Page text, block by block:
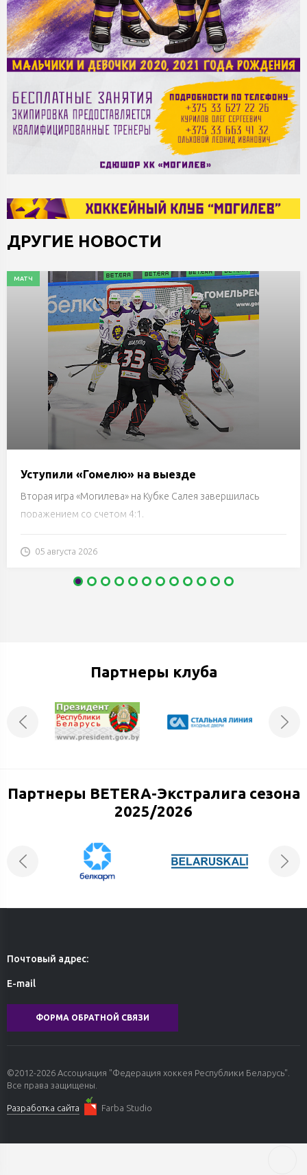
ДРУГИЕ НОВОСТИ
МАТЧ
Уступили «Гомелю» на выезде
Вторая игра «Могилева» на Кубке Салея завершилась
поражением со счетом 4:1.
05 августа 2026
Партнеры клуба
Партнеры BETERA-Экстралига сезона
2025/2026
Почтовый адрес:
E-mail
ФОРМА ОБРАТНОЙ СВЯЗИ
©2012-2026 Ассоциация "Федерация хоккея Республики Беларусь".
Все права защищены.
Разработка сайта Farba Studio